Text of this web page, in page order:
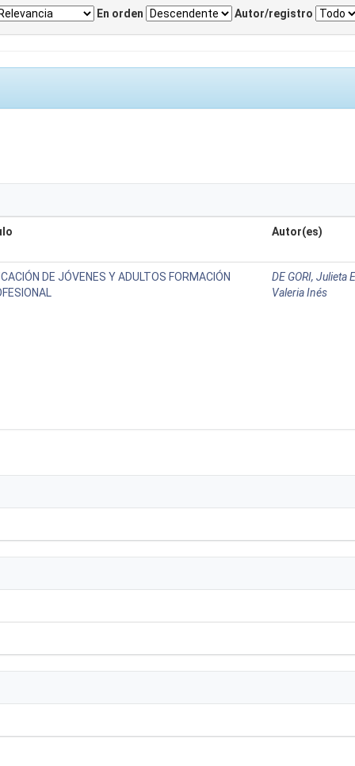
En orden Autor/registro
Autor(es)
DE JÓVENES Y ADULTOS FORMACIÓN
DE GORI, Julieta
Valeria Inés